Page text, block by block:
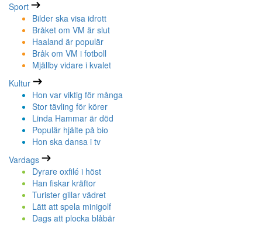
Sport
Bilder ska visa idrott
Bråket om VM är slut
Haaland är populär
Bråk om VM i fotboll
Mjällby vidare i kvalet
Kultur
Hon var viktig för många
Stor tävling för körer
Linda Hammar är död
Populär hjälte på bio
Hon ska dansa i tv
Vardags
Dyrare oxfilé i höst
Han fiskar kräftor
Turister gillar vädret
Lätt att spela minigolf
Dags att plocka blåbär